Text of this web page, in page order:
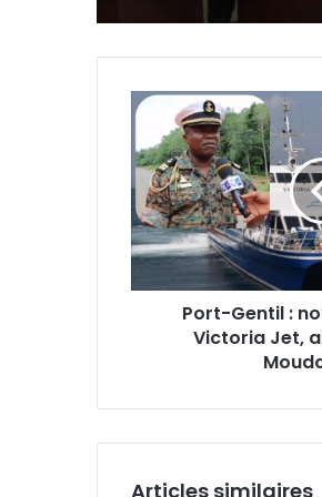
Port-
nouvel
incident
du
Victoria
Jet,
allô
Port-Gentil :
Victoria Jet,
Articles similaires